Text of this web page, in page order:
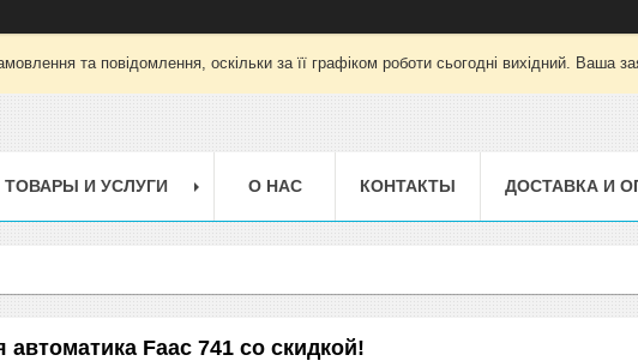
та повідомлення, оскільки за її графіком роботи сьогодні вихідний. Ваша
ТОВАРЫ И УСЛУГИ О НАС КОНТАКТЫ ДОСТАВКА И
автоматика Faac 741 со скидкой!